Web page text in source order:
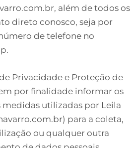
além de todos os
direto conosco, seja por
de telefone no
Privacidade e Proteção de
por finalidade informar os
medidas utilizadas por Leila
para a coleta,
ou qualquer outra